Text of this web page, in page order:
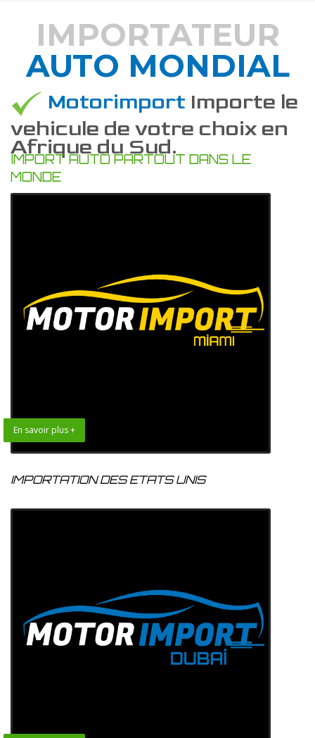
DÉCOUVREZ COMMENT
IMPORTATEUR
AUTO MONDIAL
Motorimport Importe le
vehicule de votre choix en
Afrique du Sud.
IMPORT AUTO PARTOUT DANS LE
MONDE
En savoir plus +
IMPORTATION DES ETATS UNIS